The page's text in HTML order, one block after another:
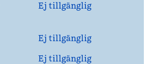
Ej tillgänglig
Ej tillgänglig
Ej tillgänglig